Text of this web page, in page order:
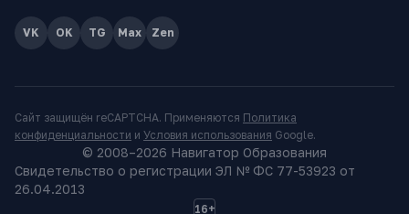
VK OK TG Max Zen
Сайт защищён reCAPTCHA. Применяются Политика
конфиденциальности и Условия использования Google.
© 2008–2026 Навигатор Образования
Свидетельство о регистрации ЭЛ № ФС 77-53923 от
26.04.2013
16+